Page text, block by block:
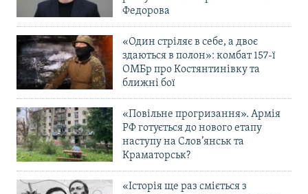
Федорова
«Один стріляє в себе, а двоє
здаються в полон»: комбат 157-ї
ОМБр про Костянтинівку та
ближні бої
«Повільне прогризання». Армія
РФ готується до нового етапу
наступу на Слов’янськ та
Краматорськ?
«Історія ще раз сміється з